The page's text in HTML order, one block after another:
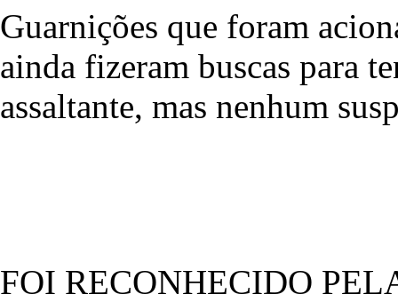
Guarnições que foram
ainda fizeram buscas para
assaltante, mas nenhum
FOI RECONHECIDO